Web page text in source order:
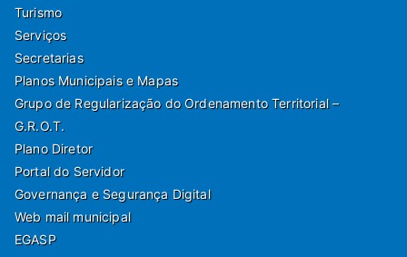
Turismo
Serviços
Secretarias
Planos Municipais e Mapas
Grupo de Regularização do Ordenamento Territorial –
G.R.O.T.
Plano Diretor
Portal do Servidor
Governança e Segurança Digital
Web mail municipal
EGASP